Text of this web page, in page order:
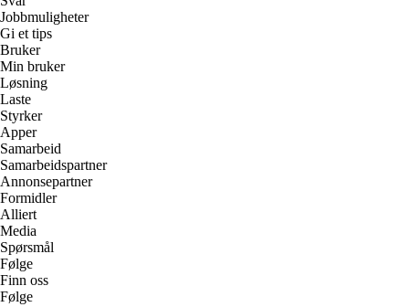
Jobbmuligheter
Gi et tips
Bruker
Min bruker
Løsning
Laste
Styrker
Apper
Samarbeid
Samarbeidspartner
Annonsepartner
Formidler
Alliert
Media
Spørsmål
Følge
Finn oss
Følge